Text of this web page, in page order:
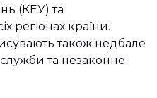
(КЕУ) та
регіонах країни.
також недбале
та незаконне